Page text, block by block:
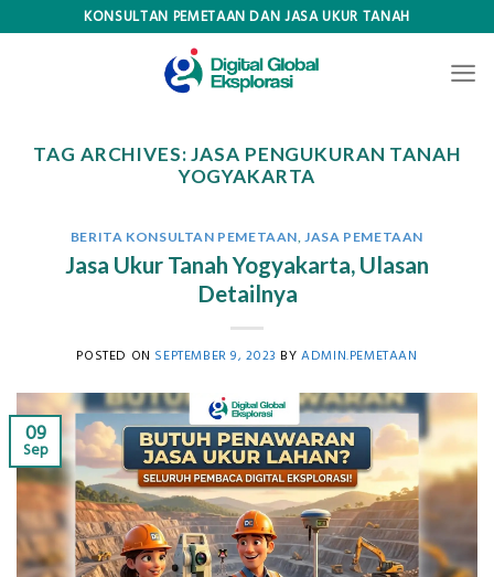
KONSULTAN PEMETAAN DAN JASA UKUR TANAH
TAG ARCHIVES:JASA PENGUKURAN TANAH
YOGYAKARTA
BERITA KONSULTAN PEMETAAN JASA PEMETAAN
Jasa Ukur Tanah Yogyakarta, Ulasan
Detailnya
POSTED ON SEPTEMBER 9, 2023 BYADMIN.PEMETAAN
09
Sep